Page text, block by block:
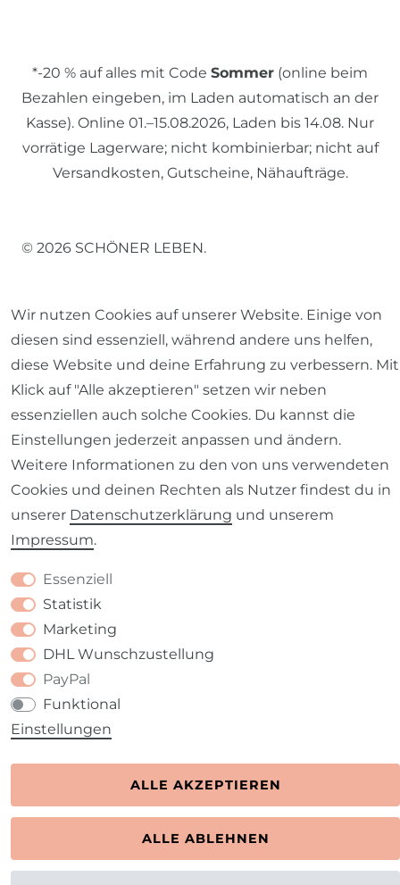
*-20 % auf alles mit Code Sommer (online beim
Bezahlen eingeben, im Laden automatisch an der
Kasse). Online 01.–15.08.2026, Laden bis 14.08. Nur
vorrätige Lagerware; nicht kombinierbar; nicht auf
Versandkosten, Gutscheine, Nähaufträge.
© 2026 SCHÖNER LEBEN.
Impressum Daten­schutz­erklärung AGB
Barrierefreiheitserklärung Widerrufs­recht
VERTRAG WIDERRUFEN
Wir nutzen Cookies auf unserer Website. Einige von
diesen sind essenziell, während andere uns helfen,
diese Website und deine Erfahrung zu verbessern. Mit
Klick auf "Alle akzeptieren" setzen wir neben
essenziellen auch solche Cookies. Du kannst die
Einstellungen jederzeit anpassen und ändern.
Weitere Informationen zu den von uns verwendeten
Cookies und deinen Rechten als Nutzer findest du in
unserer Daten­schutz­erklärung und unserem
Impressum.
Essenziell
Statistik
Marketing
DHL Wunschzustellung
PayPal
Funktional
Einstellungen
ALLE AKZEPTIEREN
ALLE ABLEHNEN